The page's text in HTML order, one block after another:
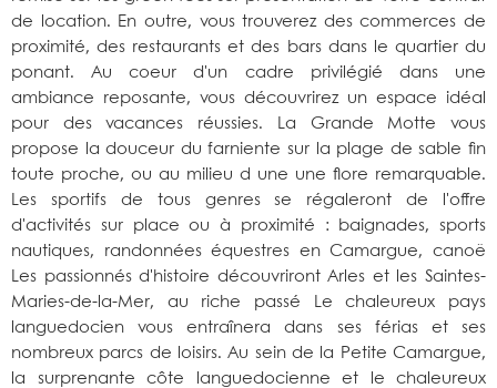
de location. En outre, vous trouverez des commerces de
proximité, des restaurants et des bars dans le quartier du
ponant. Au coeur d'un cadre privilégié dans une
ambiance reposante, vous découvrirez un espace idéal
pour des vacances réussies. La Grande Motte vous
propose la douceur du farniente sur la plage de sable fin
toute proche, ou au milieu d une une flore remarquable.
Les sportifs de tous genres se régaleront de l'offre
d'activités sur place ou à proximité : baignades, sports
nautiques, randonnées équestres en Camargue, canoë
Les passionnés d'histoire découvriront Arles et les Saintes-
Maries-de-la-Mer, au riche passé Le chaleureux pays
languedocien vous entraînera dans ses férias et ses
nombreux parcs de loisirs. Au sein de la Petite Camargue,
la surprenante côte languedocienne et le chaleureux